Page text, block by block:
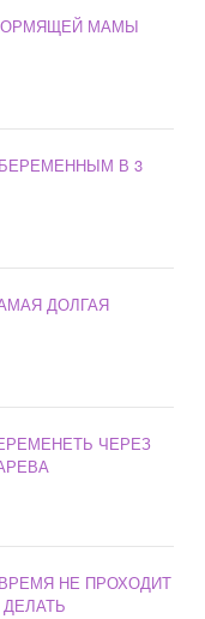
МАМЫ
В 3
ДОЛГАЯ
ЧЕРЕЗ
НЕ ПРОХОДИТ